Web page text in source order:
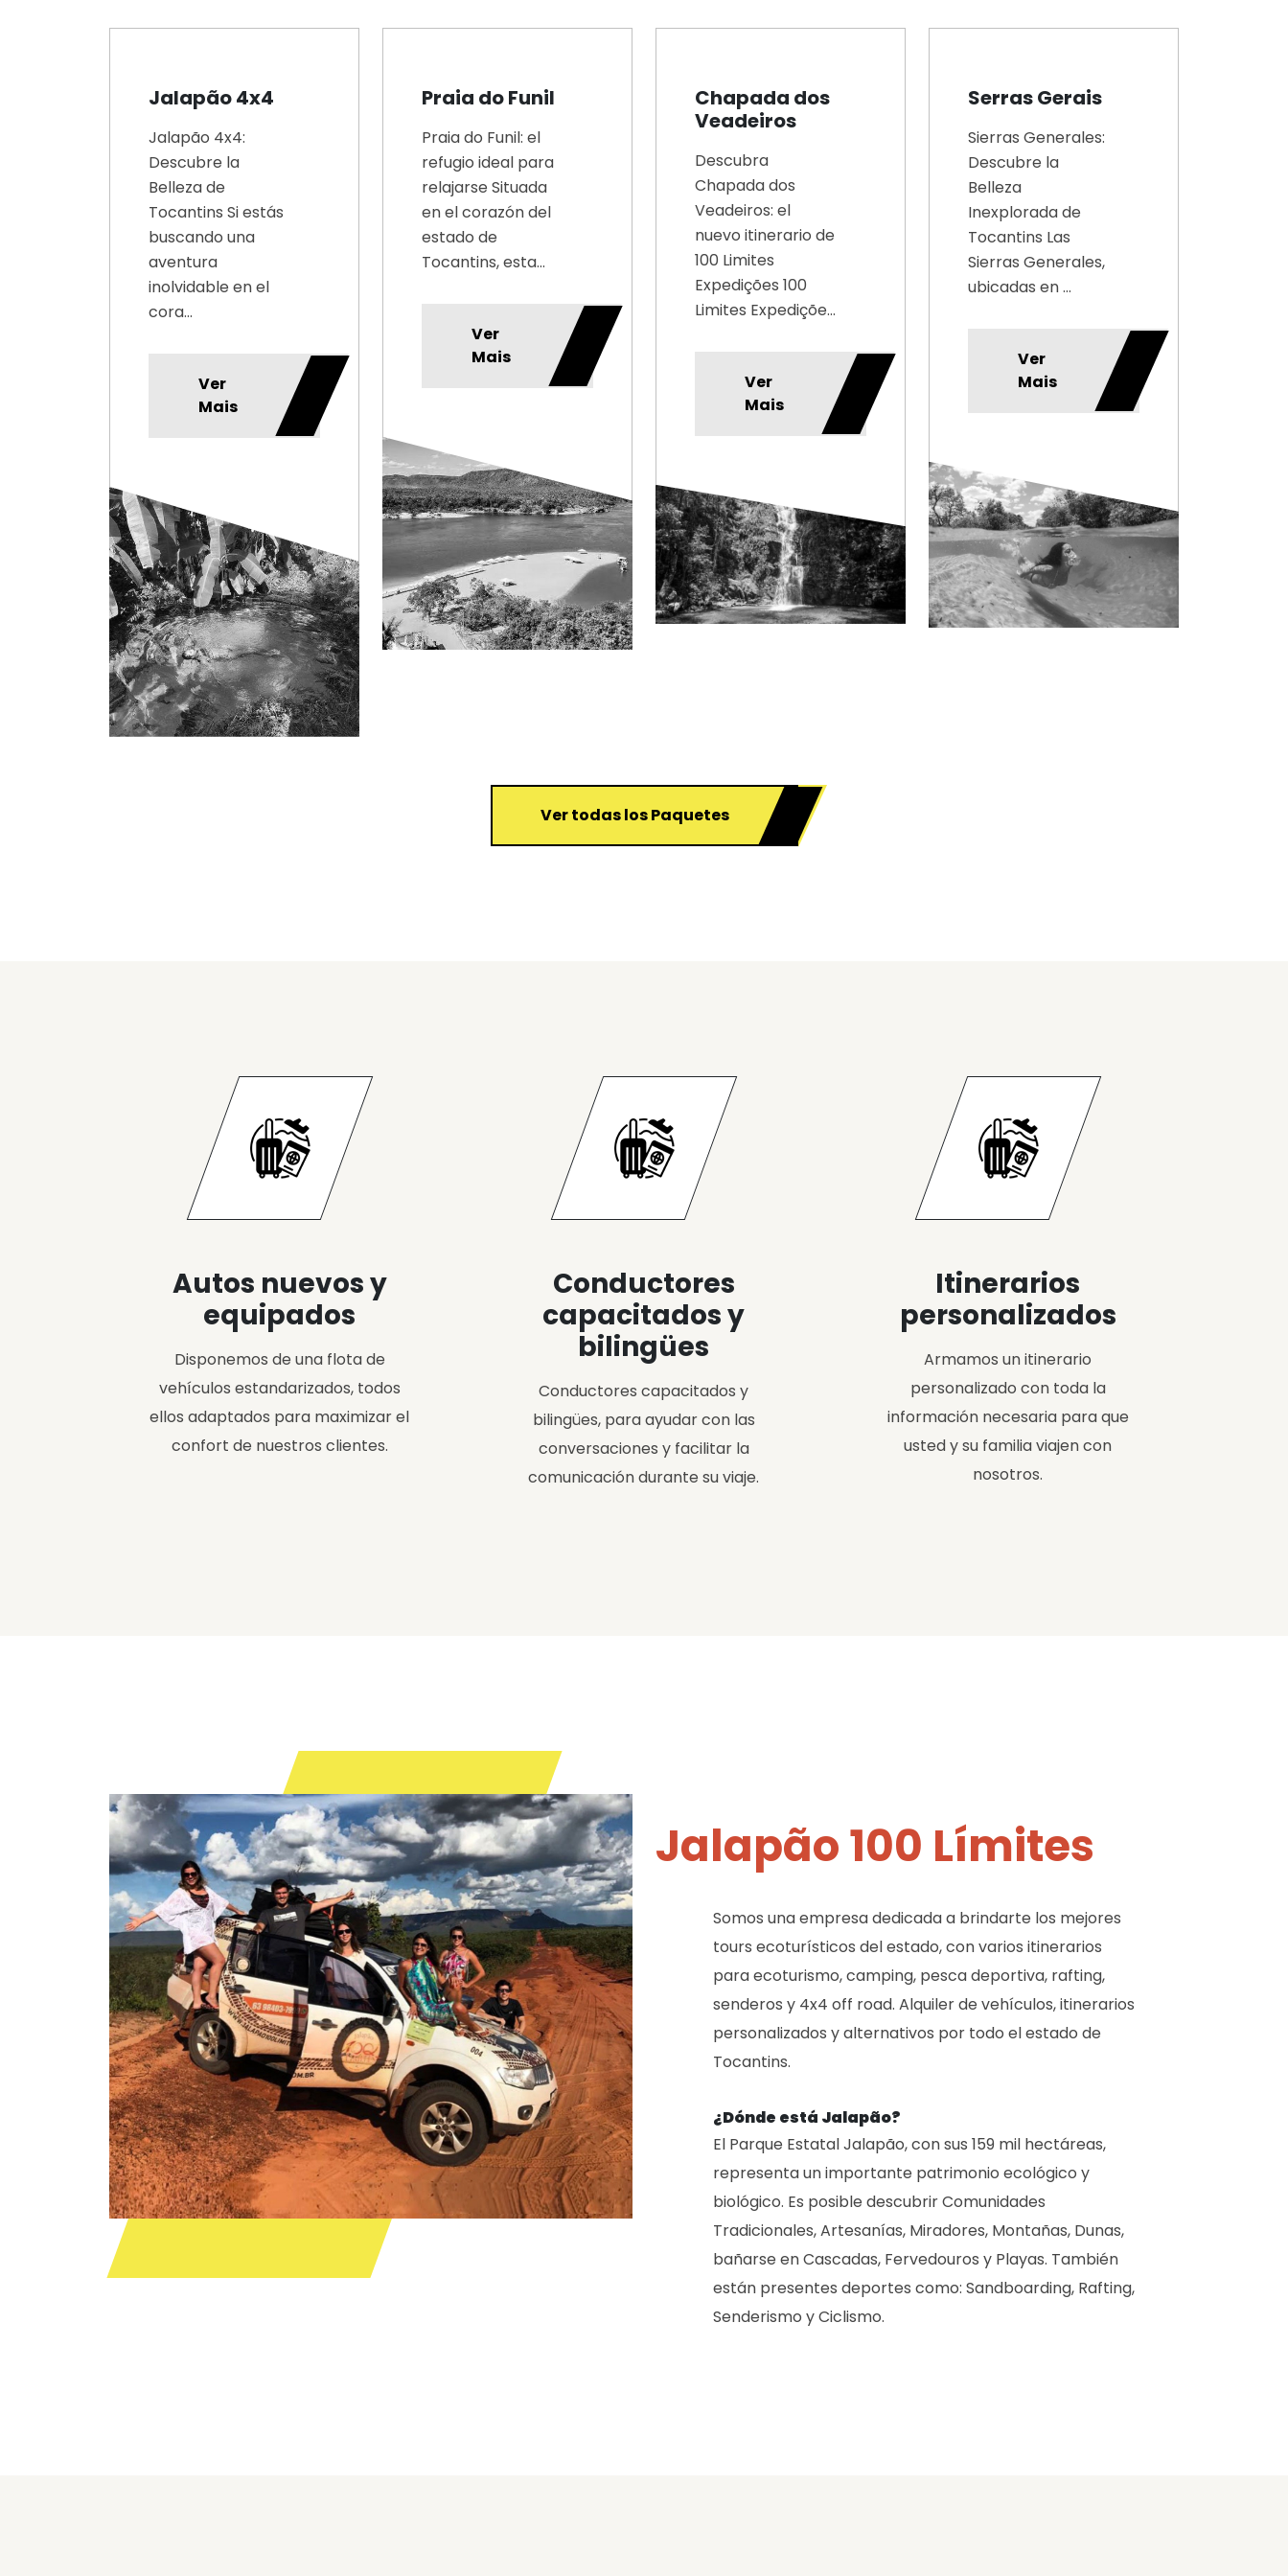
Jalapão 4x4
Jalapão 4x4:
Descubre la
Belleza de
Tocantins Si estás
buscando una
aventura
inolvidable en el
cora...
Ver
Mais
Praia do Funil
Praia do Funil: el
refugio ideal para
relajarse Situada
en el corazón del
estado de
Tocantins, esta...
Ver
Mais
Chapada dos
Veadeiros
Descubra
Chapada dos
Veadeiros: el
nuevo itinerario de
100 Limites
Expedições 100
Limites Expediçõe...
Ver
Mais
Serras Gerais
Sierras Generales:
Descubre la
Belleza
Inexplorada de
Tocantins Las
Sierras Generales,
ubicadas en ...
Ver
Mais
Ver todas los Paquetes
Autos nuevos y
equipados
Disponemos de una flota de
vehículos estandarizados, todos
ellos adaptados para maximizar el
confort de nuestros clientes.
Conductores
capacitados y
bilingües
Conductores capacitados y
bilingües, para ayudar con las
conversaciones y facilitar la
comunicación durante su viaje.
Itinerarios
personalizados
Armamos un itinerario
personalizado con toda la
información necesaria para que
usted y su familia viajen con
nosotros.
Jalapão 100 Límites
Somos una empresa dedicada a brindarte los mejores
tours ecoturísticos del estado, con varios itinerarios
para ecoturismo, camping, pesca deportiva, rafting,
senderos y 4x4 off road. Alquiler de vehículos, itinerarios
personalizados y alternativos por todo el estado de
Tocantins.
¿Dónde está Jalapão?
El Parque Estatal Jalapão, con sus 159 mil hectáreas,
representa un importante patrimonio ecológico y
biológico. Es posible descubrir Comunidades
Tradicionales, Artesanías, Miradores, Montañas, Dunas,
bañarse en Cascadas, Fervedouros y Playas. También
están presentes deportes como: Sandboarding, Rafting,
Senderismo y Ciclismo.